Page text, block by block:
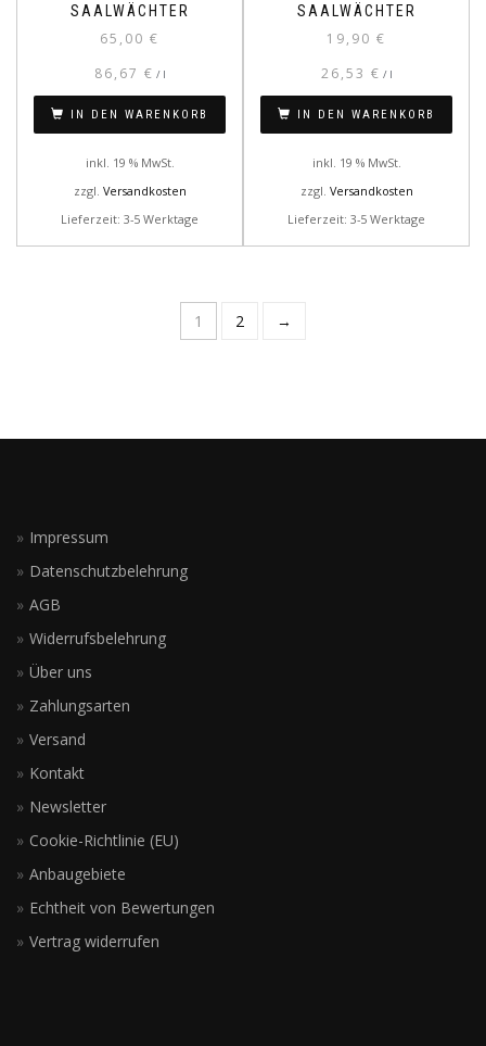
SAALWÄCHTER
65,00 €
86,67 € / l
IN DEN WARENKORB
inkl. 19 % MwSt.
zzgl. Versandkosten
Lieferzeit: 3-5 Werktage
SAALWÄCHTER
19,90 €
26,53 € / l
IN DEN WARENKORB
inkl. 19 % MwSt.
zzgl. Versandkosten
Lieferzeit: 3-5 Werktage
1 2 →
Impressum
Datenschutzbelehrung
AGB
Widerrufsbelehrung
Über uns
Zahlungsarten
Versand
Kontakt
Newsletter
Cookie-Richtlinie (EU)
Anbaugebiete
Echtheit von Bewertungen
Vertrag widerrufen